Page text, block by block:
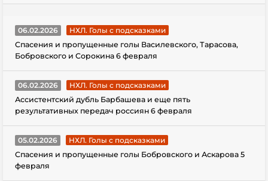
06.02.2026
НХЛ. Голы с подсказками
Спасения и пропущенные голы Василевского, Тарасова,
Бобровского и Сорокина 6 февраля
06.02.2026
НХЛ. Голы с подсказками
Ассистентский дубль Барбашева и еще пять
результативных передач россиян 6 февраля
05.02.2026
НХЛ. Голы с подсказками
Спасения и пропущенные голы Бобровского и Аскарова 5
февраля